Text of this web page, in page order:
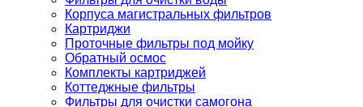
Корпуса магистральных фильтров
Картриджи
Проточные фильтры под мойку
Обратный осмос
Комплекты картриджей
Коттеджные фильтры
Фильтры для очистки самогона